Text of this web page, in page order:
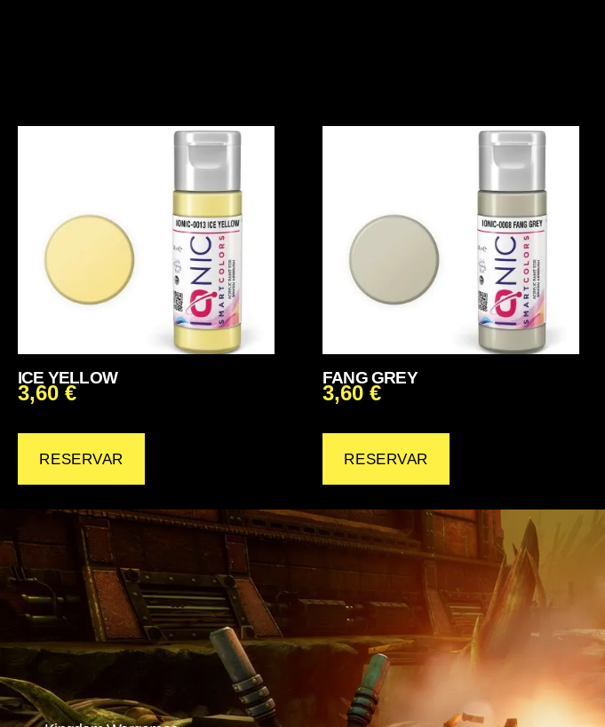
ICE YELLOW
3,60 €
RESERVAR
FANG GREY
3,60 €
RESERVAR